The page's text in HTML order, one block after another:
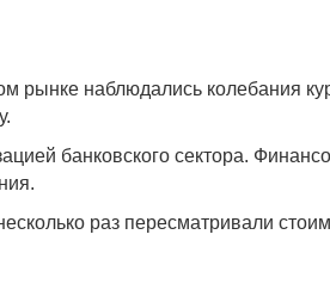
рынке наблюдались колебания
банковского сектора.
раз пересматривали